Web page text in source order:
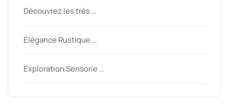
Découvrez les trés …
Élégance Rustique …
Exploration Sensorie …